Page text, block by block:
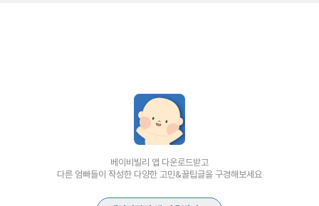
베이비빌리 앱 다운로드받고
다른 엄빠들이 작성한 다양한 고민&꿀팁글을 구경해보세요